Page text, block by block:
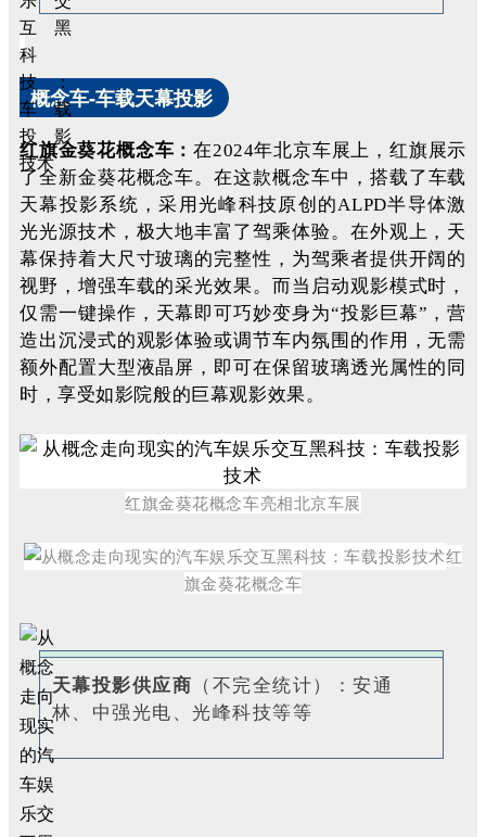
概念车-车载天幕投影
红旗金葵花概念车：在2024年北京车展上，红旗展示
了全新金葵花概念车。在这款概念车中， 搭载了车载
天幕投影系统，采用光峰科技原创的ALPD半导体激
光光源技术，极大地丰富了驾乘体验。在外观上，天
幕保持着大尺寸玻璃的完整性，为驾乘者提供开阔的
视野，增强车载的采光效果。而当启动观影模式时，
仅需一键操作，天幕即可巧妙变身为“投影巨幕”，营
造出沉浸式的观影体验或调节车内氛围的作用，无需
额外配置大型液晶屏，即可在保留玻璃透光属性的同
时，享受如影院般的巨幕观影效果。
红旗金葵花概念车亮相北京车展
红
旗金葵花概念车
天幕投影供应商 （不完全统计）：安通
林、中强光电、光峰科技等等